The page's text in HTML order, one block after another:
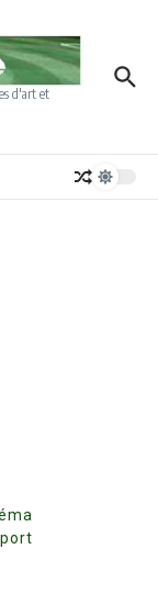
d'art et